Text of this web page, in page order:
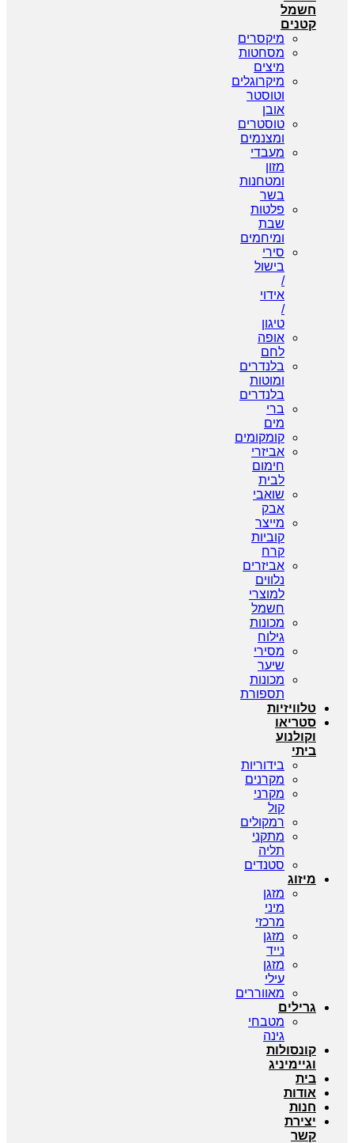
חשמל
קטנים
מיקסרים
מסחטות
מיצים
מיקרוגלים
וטוסטר
אובן
טוסטרים
ומצנמים
מעבדי
מזון
ומטחנות
בשר
פלטות
שבת
ומיחמים
סירי
בישול
/
אידוי
/
טיגון
אופה
לחם
בלנדרים
ומוטות
בלנדרים
ברי
מים
קומקומים
אביזרי
חימום
לבית
שואבי
אבק
מייצר
קוביות
קרח
אביזרים
נלווים
למוצרי
חשמל
מכונות
גילוח
מסירי
שיער
מכונות
תספורת
טלוויזיות
סטריאו
וקולנוע
ביתי
בידוריות
מקרנים
מקרני
קול
רמקולים
מתקני
תליה
סטנדים
מיזוג
מזגן
מיני
מרכזי
מזגן
נייד
מזגן
עילי
מאווררים
גרילים
מטבחי
גינה
קונסולות
וגיימיניג
בית
אודות
חנות
יצירת
קשר